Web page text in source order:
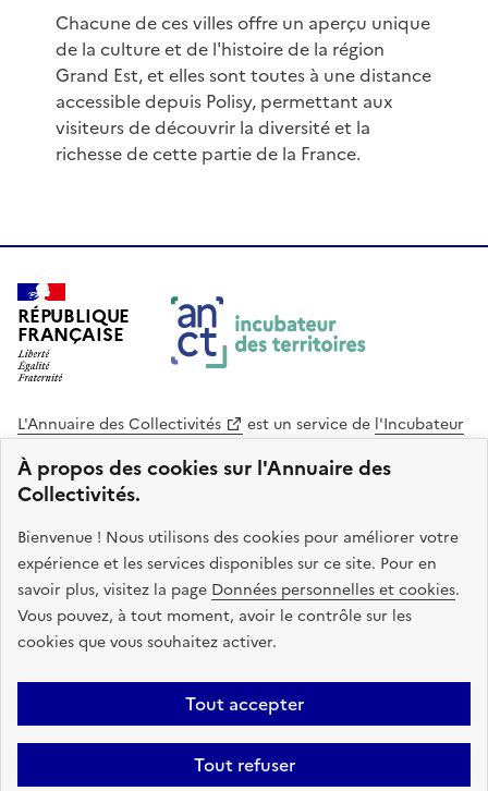
À propos des cookies sur l'Annuaire des
Collectivités.
Bienvenue ! Nous utilisons des cookies pour améliorer votre
expérience et les services disponibles sur ce site. Pour en
savoir plus, visitez la page Données personnelles et cookies.
Vous pouvez, à tout moment, avoir le contrôle sur les
cookies que vous souhaitez activer.
Tout accepter
Tout refuser
Chacune de ces villes offre un aperçu unique
de la culture et de l'histoire de la région
Grand Est, et elles sont toutes à une distance
accessible depuis Polisy, permettant aux
visiteurs de découvrir la diversité et la
richesse de cette partie de la France.
RÉPUBLIQUE
FRANÇAISE
L'Annuaire des Collectivités est un service de l'Incubateur
des Territoires
Cohésion des Territoires
. Le code source de ce site web
est disponible en licence libre. Le design de ce site est conçu
avec le système de design de l’État.
legifrance.gouv.fr
info.gouv.fr
service-public.gouv.fr
data.gouv.fr
Plan du site Accessibilite : non conforme
Mentions légales
Politique de confidentialité
Gestion des cookies FAQ
Kit de
Statistiques Code source